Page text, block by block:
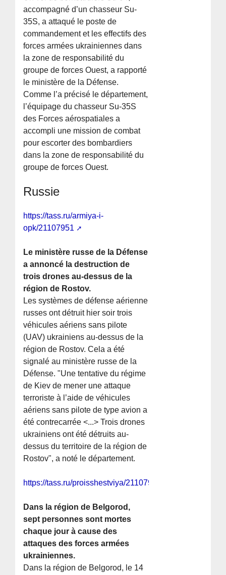
accompagné d’un chasseur Su-
35S, a attaqué le poste de
commandement et les effectifs des
forces armées ukrainiennes dans
la zone de responsabilité du
groupe de forces Ouest, a rapporté
le ministère de la Défense.
Comme l’a précisé le département,
l’équipage du chasseur Su-35S
des Forces aérospatiales a
accompli une mission de combat
pour escorter des bombardiers
dans la zone de responsabilité du
groupe de forces Ouest.
Russie
https://tass.ru/armiya-i-
opk/21107951
Le ministère russe de la Défense
a annoncé la destruction de
trois drones au-dessus de la
région de Rostov.
Les systèmes de défense aérienne
russes ont détruit hier soir trois
véhicules aériens sans pilote
(UAV) ukrainiens au-dessus de la
région de Rostov. Cela a été
signalé au ministère russe de la
Défense. "Une tentative du régime
de Kiev de mener une attaque
terroriste à l’aide de véhicules
aériens sans pilote de type avion a
été contrecarrée <...> Trois drones
ukrainiens ont été détruits au-
dessus du territoire de la région de
Rostov", a noté le département.
https://tass.ru/proisshestviya/21107935
Dans la région de Belgorod,
sept personnes sont mortes
chaque jour à cause des
attaques des forces armées
ukrainiennes.
Dans la région de Belgorod, le 14